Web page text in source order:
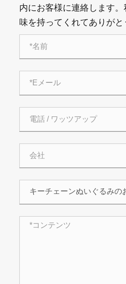
内にお客様に連絡します
味を持ってくれてありがと